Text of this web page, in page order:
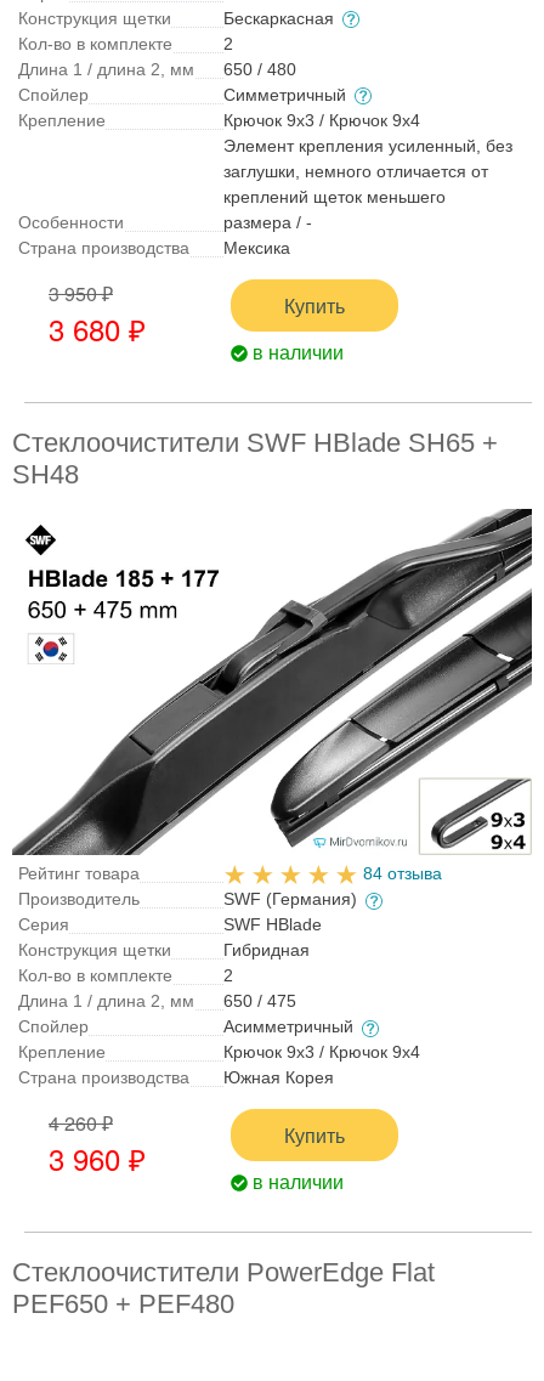
Конструкция щетки
Бескаркасная
Кол-во в комплекте
2
Длина 1 / длина 2, мм
650 / 480
Спойлер
Симметричный
Крепление
Крючок 9x3 / Крючок 9x4
Особенности
Элемент крепления усиленный, без
заглушки, немного отличается от
креплений щеток меньшего
размера / -
Страна производства
Мексика
3 950 ₽
3 680 ₽
Купить
в наличии
Стеклоочистители SWF HBlade SH65 +
SH48
Рейтинг товара
84 отзыва
Производитель
SWF (Германия)
Серия
SWF HBlade
Конструкция щетки
Гибридная
Кол-во в комплекте
2
Длина 1 / длина 2, мм
650 / 475
Спойлер
Асимметричный
Крепление
Крючок 9x3 / Крючок 9x4
Страна производства
Южная Корея
4 260 ₽
3 960 ₽
Купить
в наличии
Стеклоочистители PowerEdge Flat
PEF650 + PEF480